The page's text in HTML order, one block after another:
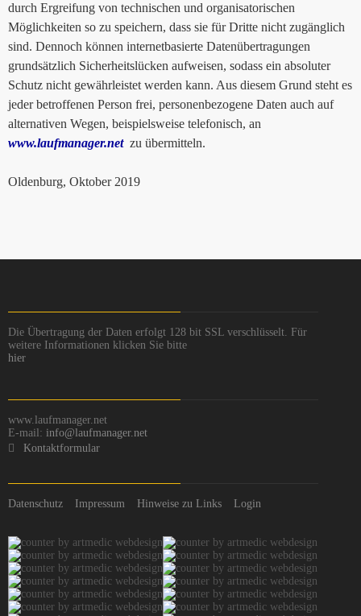
durch Ergreifung von technischen und organisatorischen
Möglichkeiten so zu speichern, dass sie für Dritte nicht zugänglich
sind. Dennoch können internetbasierte Datenübertragungen
grundsätzlich Sicherheitslücken aufweisen, sodass ein absoluter
Schutz nicht gewährleistet werden kann. Aus diesem Grund steht es
jeder betroffenen Person frei, personenbezogene Daten auch auf
alternativen Wegen, beispielsweise telefonisch, an
www.laufmanager.netzu übermitteln.
Oldenburg, Oktober 2019
Die Übertragung der Daten erfolgt 128 bit SSL verschlüsselt. Für
weitere Informationen klicken Sie bitte
hier
www.laufmanager.net
E-mail: info@laufmanager.net
Kontaktformular
Datenschutz Impressum Hinweise zu Links Login